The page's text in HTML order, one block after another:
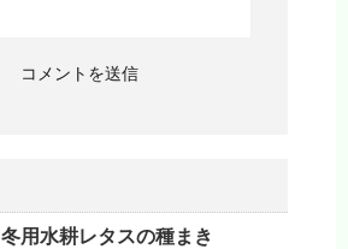
冬用水耕レタスの種まき